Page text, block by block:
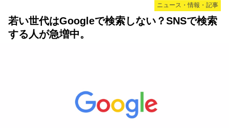
ニュース・情報・記事
若い世代はGoogleで検索しない？SNSで検索
する人が急増中。